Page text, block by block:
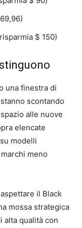
$ 150)
una finestra di
scontando
alle nuove
elencate
modelli
meno
il Black
mossa strategica
alta qualità con